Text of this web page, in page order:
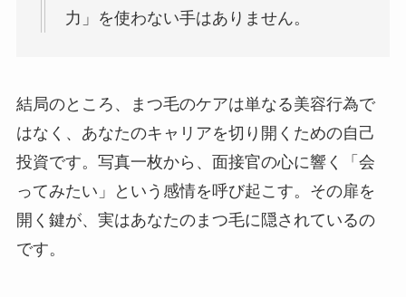
力」を使わない手はありません。
結局のところ、まつ毛のケアは単なる美容行為で
はなく、あなたのキャリアを切り開くための自己
投資です。写真一枚から、面接官の心に響く「会
ってみたい」という感情を呼び起こす。その扉を
開く鍵が、実はあなたのまつ毛に隠されているの
です。